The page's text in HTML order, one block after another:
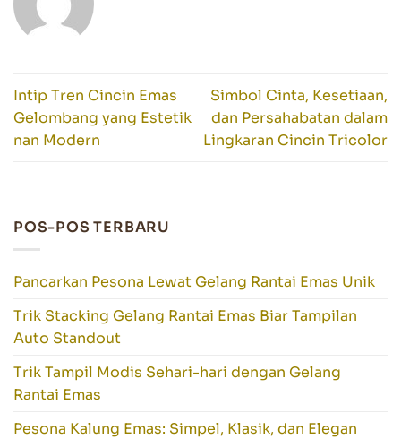
Intip Tren Cincin Emas
Gelombang yang Estetik
nan Modern
Simbol Cinta, Kesetiaan,
dan Persahabatan dalam
Lingkaran Cincin Tricolor
POS-POS TERBARU
Pancarkan Pesona Lewat Gelang Rantai Emas Unik
Trik Stacking Gelang Rantai Emas Biar Tampilan
Auto Standout
Trik Tampil Modis Sehari-hari dengan Gelang
Rantai Emas
Pesona Kalung Emas: Simpel, Klasik, dan Elegan